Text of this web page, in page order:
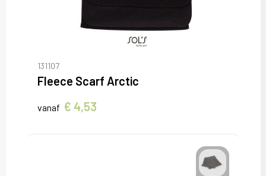
131107
Fleece Scarf Arctic
vanaf € 4,53